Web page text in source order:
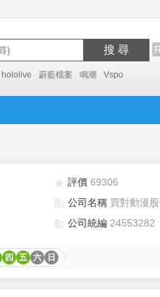
搜 尋
hololive 蔚藍檔案 鳴潮 Vspo
評價 69306
公司名稱 買對動漫
公司統編 24553282
四 五 六 日